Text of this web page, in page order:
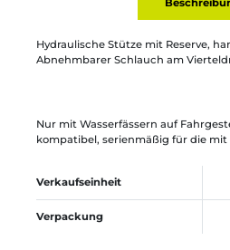
Hydraulische Stütze mit Reserve,
Abnehmbarer Schlauch am
Nur mit Wasserfässern auf
kompatibel, serienmäßig für die
Verkaufseinheit
Verpackung